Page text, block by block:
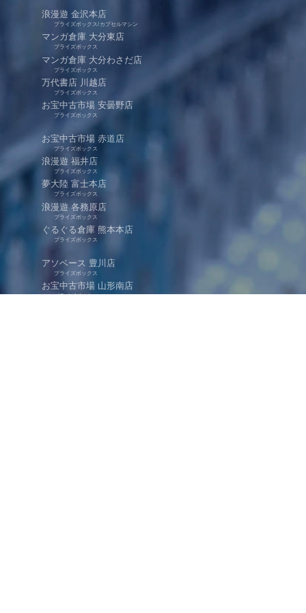
浪漫遊 金沢本店
プライズボックス/カプセルマシン
マンガ倉庫 大分東店
プライズボックス
マンガ倉庫 大分わさだ店
プライズボックス
万代書店 川越店
プライズボックス
お宝中古市場 安曇野店
プライズボックス
お宝中古市場 赤道店
プライズボックス
浪漫遊 福井店
プライズボックス
夢大陸 富士本店
プライズボックス
浪漫遊 各務原店
プライズボックス
ぐるぐる倉庫 熊本本店
プライズボックス
アソベース 豊川店
プライズボックス
お宝中古市場 山形南店
プライズボックス